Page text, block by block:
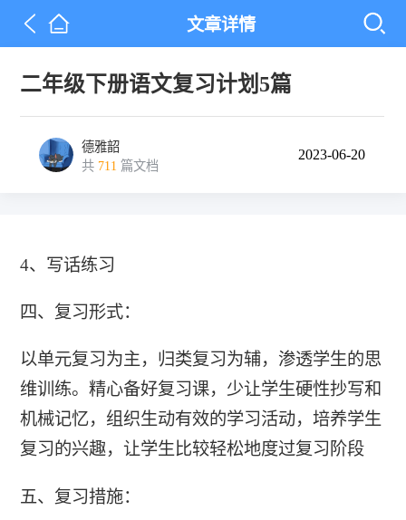
文章详情
二年级下册语文复习计划5篇
德雅韶
共 711 篇文档
2023-06-20
4、写话练习
四、复习形式：
以单元复习为主，归类复习为辅，渗透学生的思
维训练。精心备好复习课，少让学生硬性抄写和
机械记忆，组织生动有效的学习活动，培养学生
复习的兴趣，让学生比较轻松地度过复习阶段
五、复习措施：